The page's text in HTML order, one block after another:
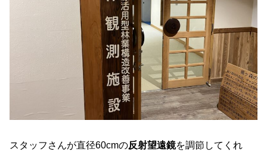
スタッフさんが直径60cmの反射望遠鏡を調節してくれ